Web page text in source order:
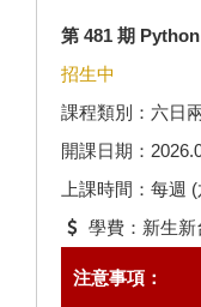
第 481 期
招生中
課程類別：六日
開課日期：
上課時間：每週
學費：新生新
注意事項：